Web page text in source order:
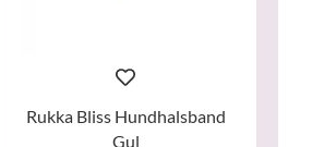
Rukka Bliss Hundhalsband
Gul